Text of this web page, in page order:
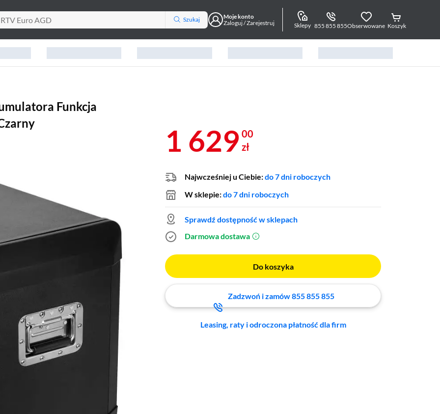
Szukaj
Moje konto
Zaloguj / Zarejestruj
Sklepy 855 855 855Obserwowane Koszyk
Funkcja
1 629 00
zł
Najwcześniej u Ciebie:do 7 dni roboczych
W sklepie:do 7 dni roboczych
Sprawdź dostępność w sklepach
Darmowa dostawa (otworzy się w nowym oknie)
Do koszyka
Zadzwoń i zamów 855 855 855
Leasing, raty i odroczona płatność dla firm